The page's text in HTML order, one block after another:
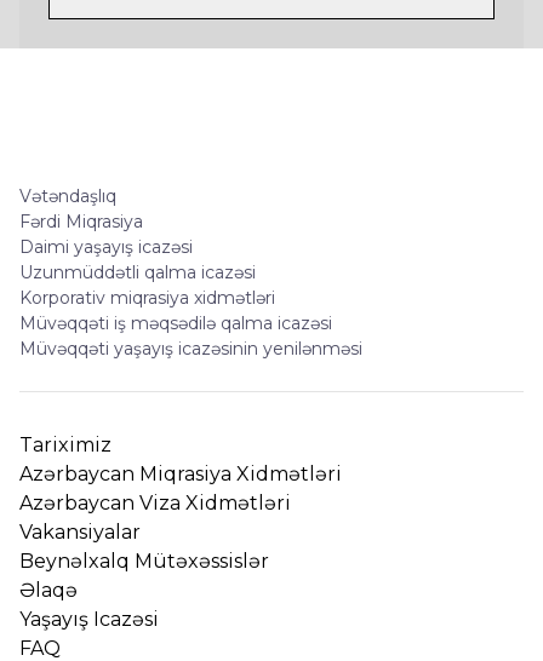
Vətəndaşlıq
Fərdi Miqrasiya
Daimi yaşayış icazəsi
Uzunmüddətli qalma icazəsi
Korporativ miqrasiya xidmətləri
Müvəqqəti iş məqsədilə qalma icazəsi
Müvəqqəti yaşayış icazəsinin yenilənməsi
Tariximiz
Azərbaycan Miqrasiya Xidmətləri
Azərbaycan Viza Xidmətləri
Vakansiyalar
Beynəlxalq Mütəxəssislər
Əlaqə
Yaşayış Icazəsi
FAQ